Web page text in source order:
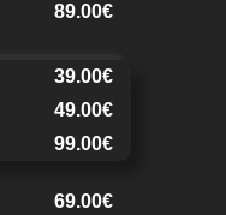
89.00€
39.00€
49.00€
99.00€
69.00€